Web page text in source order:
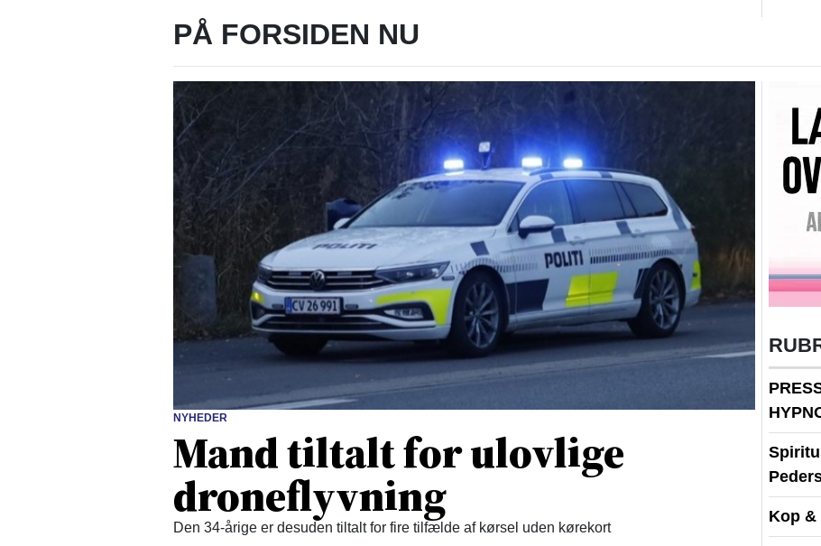
PÅ FORSIDEN NU
NYHEDER
Mand tiltalt for ulovlige
droneflyvning
Den 34-årige er desuden tiltalt for fire tilfælde af kørsel uden kørekort
Kop &